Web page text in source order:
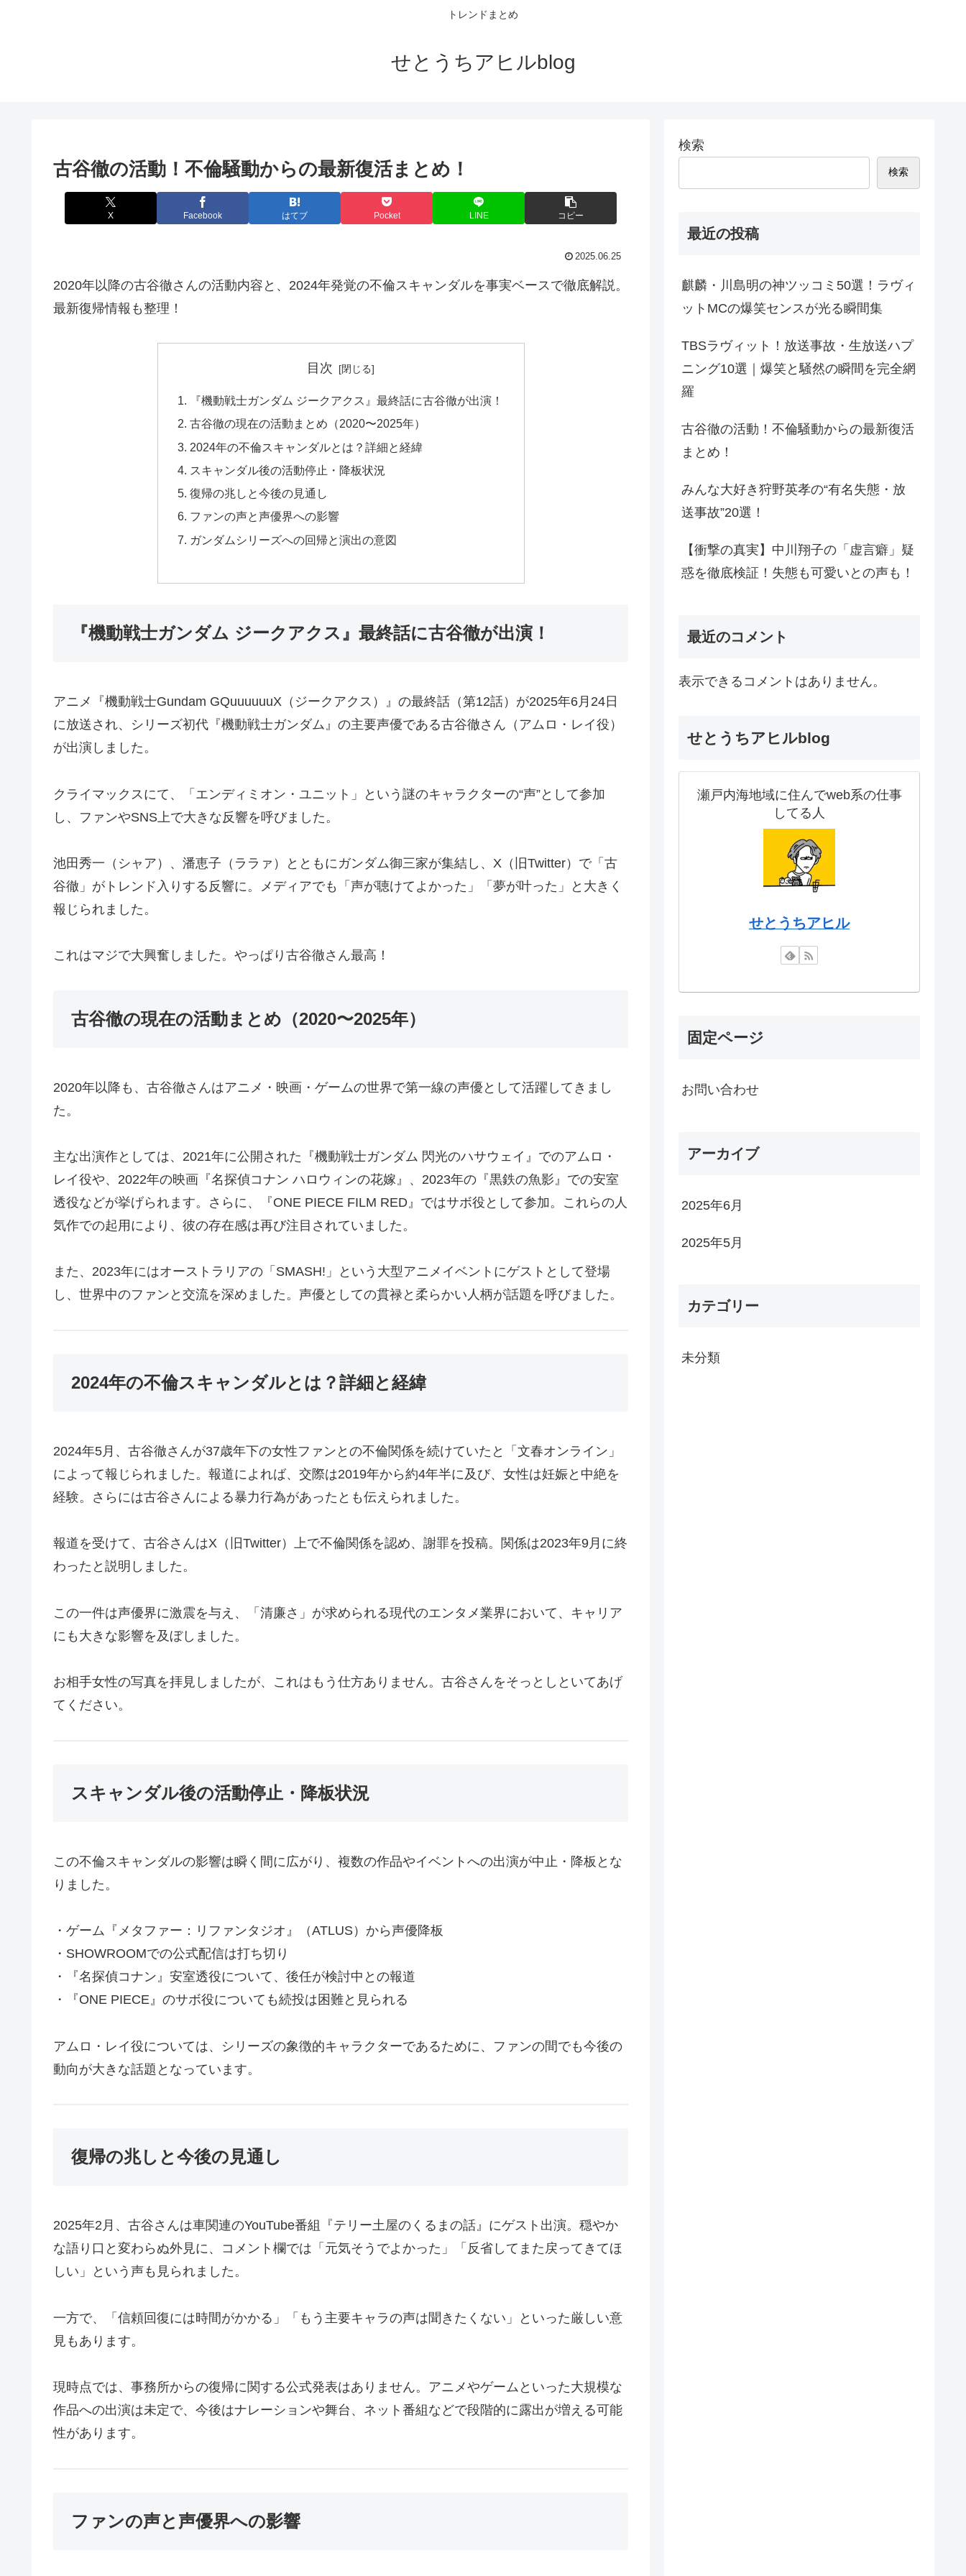
トレンドまとめ
せとうちアヒルblog
古谷徹の活動！不倫騒動からの最新復活まとめ！
X Facebook はてブ Pocket LINE コピー
2025.06.25
2020年以降の古谷徹さんの活動内容と、2024年発覚の不倫スキャンダルを事実ベースで徹底解説。
最新復帰情報も整理！
目次
『機動戦士ガンダム ジークアクス』最終話に古谷徹が出演！
古谷徹の現在の活動まとめ（2020〜2025年）
2024年の不倫スキャンダルとは？詳細と経緯
スキャンダル後の活動停止・降板状況
復帰の兆しと今後の見通し
ファンの声と声優界への影響
ガンダムシリーズへの回帰と演出の意図
『機動戦士ガンダム ジークアクス』最終話に古谷徹が出演！
アニメ『機動戦士Gundam GQuuuuuuX（ジークアクス）』の最終話（第12話）が2025年6月24日
に放送され、シリーズ初代『機動戦士ガンダム』の主要声優である古谷徹さん（アムロ・レイ役）
が出演しました。
クライマックスにて、「エンディミオン・ユニット」という謎のキャラクターの“声”として参加
し、ファンやSNS上で大きな反響を呼びました。
池田秀一（シャア）、潘恵子（ララァ）とともにガンダム御三家が集結し、X（旧Twitter）で「古
谷徹」がトレンド入りする反響に。メディアでも「声が聴けてよかった」「夢が叶った」と大きく
報じられました。
これはマジで大興奮しました。やっぱり古谷徹さん最高！
古谷徹の現在の活動まとめ（2020〜2025年）
2020年以降も、古谷徹さんはアニメ・映画・ゲームの世界で第一線の声優として活躍してきまし
た。
主な出演作としては、2021年に公開された『機動戦士ガンダム 閃光のハサウェイ』でのアムロ・
レイ役や、2022年の映画『名探偵コナン ハロウィンの花嫁』、2023年の『黒鉄の魚影』での安室
透役などが挙げられます。さらに、『ONE PIECE FILM RED』ではサボ役として参加。これらの人
気作での起用により、彼の存在感は再び注目されていました。
また、2023年にはオーストラリアの「SMASH!」という大型アニメイベントにゲストとして登場
し、世界中のファンと交流を深めました。声優としての貫禄と柔らかい人柄が話題を呼びました。
2024年の不倫スキャンダルとは？詳細と経緯
2024年5月、古谷徹さんが37歳年下の女性ファンとの不倫関係を続けていたと「文春オンライン」
によって報じられました。報道によれば、交際は2019年から約4年半に及び、女性は妊娠と中絶を
経験。さらには古谷さんによる暴力行為があったとも伝えられました。
報道を受けて、古谷さんはX（旧Twitter）上で不倫関係を認め、謝罪を投稿。関係は2023年9月に終
わったと説明しました。
この一件は声優界に激震を与え、「清廉さ」が求められる現代のエンタメ業界において、キャリア
にも大きな影響を及ぼしました。
お相手女性の写真を拝見しましたが、これはもう仕方ありません。古谷さんをそっとしといてあげ
てください。
スキャンダル後の活動停止・降板状況
この不倫スキャンダルの影響は瞬く間に広がり、複数の作品やイベントへの出演が中止・降板とな
りました。
・ゲーム『メタファー：リファンタジオ』（ATLUS）から声優降板
・SHOWROOMでの公式配信は打ち切り
・『名探偵コナン』安室透役について、後任が検討中との報道
・『ONE PIECE』のサボ役についても続投は困難と見られる
アムロ・レイ役については、シリーズの象徴的キャラクターであるために、ファンの間でも今後の
動向が大きな話題となっています。
復帰の兆しと今後の見通し
2025年2月、古谷さんは車関連のYouTube番組『テリー土屋のくるまの話』にゲスト出演。穏やか
な語り口と変わらぬ外見に、コメント欄では「元気そうでよかった」「反省してまた戻ってきてほ
しい」という声も見られました。
一方で、「信頼回復には時間がかかる」「もう主要キャラの声は聞きたくない」といった厳しい意
見もあります。
現時点では、事務所からの復帰に関する公式発表はありません。アニメやゲームといった大規模な
作品への出演は未定で、今後はナレーションや舞台、ネット番組などで段階的に露出が増える可能
性があります。
ファンの声と声優界への影響
検索
検索
最近の投稿
麒麟・川島明の神ツッコミ50選！ラヴィ
ットMCの爆笑センスが光る瞬間集
TBSラヴィット！放送事故・生放送ハプ
ニング10選｜爆笑と騒然の瞬間を完全網
羅
古谷徹の活動！不倫騒動からの最新復活
まとめ！
みんな大好き狩野英孝の“有名失態・放
送事故”20選！
【衝撃の真実】中川翔子の「虚言癖」疑
惑を徹底検証！失態も可愛いとの声も！
最近のコメント
表示できるコメントはありません。
せとうちアヒルblog
瀬戸内海地域に住んでweb系の仕事
してる人
せとうちアヒル
固定ページ
お問い合わせ
アーカイブ
2025年6月
2025年5月
カテゴリー
未分類